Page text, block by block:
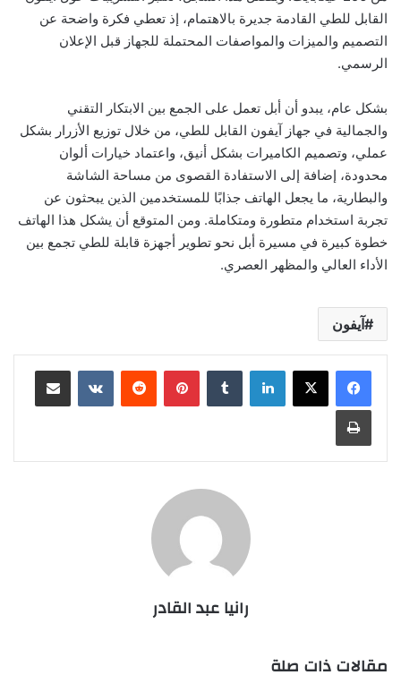
القابل للطي القادمة جديرة بالاهتمام، إذ تعطي فكرة واضحة عن
التصميم والميزات والمواصفات المحتملة للجهاز قبل الإعلان
الرسمي.
بشكل عام، يبدو أن أبل تعمل على الجمع بين الابتكار التقني
والجمالية في جهاز آيفون القابل للطي، من خلال توزيع الأزرار بشكل
عملي، وتصميم الكاميرات بشكل أنيق، واعتماد خيارات ألوان
محدودة، إضافة إلى الاستفادة القصوى من مساحة الشاشة
والبطارية، ما يجعل الهاتف جذابًا للمستخدمين الذين يبحثون عن
تجربة استخدام متطورة ومتكاملة. ومن المتوقع أن يشكل هذا الهاتف
خطوة كبيرة في مسيرة أبل نحو تطوير أجهزة قابلة للطي تجمع بين
الأداء العالي والمظهر العصري.
آيفون
لينكدإن بينتيريست مشاركة عبر البريد
طباعة
رانيا عبد القادر
مقالات ذات صلة